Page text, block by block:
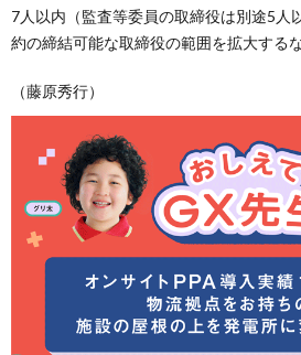
7人以内（監査等委員の取締役は別途5人
約の締結可能な取締役の範囲を拡大する
（藤原秀行）